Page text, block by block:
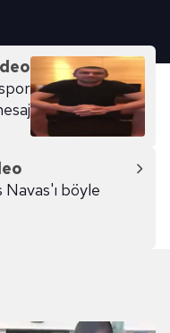
böyle